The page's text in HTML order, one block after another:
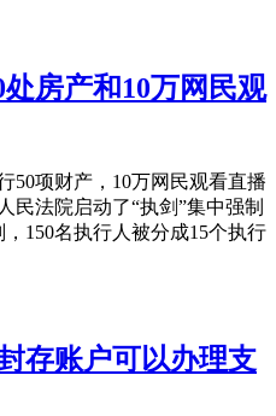
房产和10万网民观
50项财产，10万网民观看直播
民法院启动了“执剑”集中强制
150名执行人被分成15个执行
存账户可以办理支